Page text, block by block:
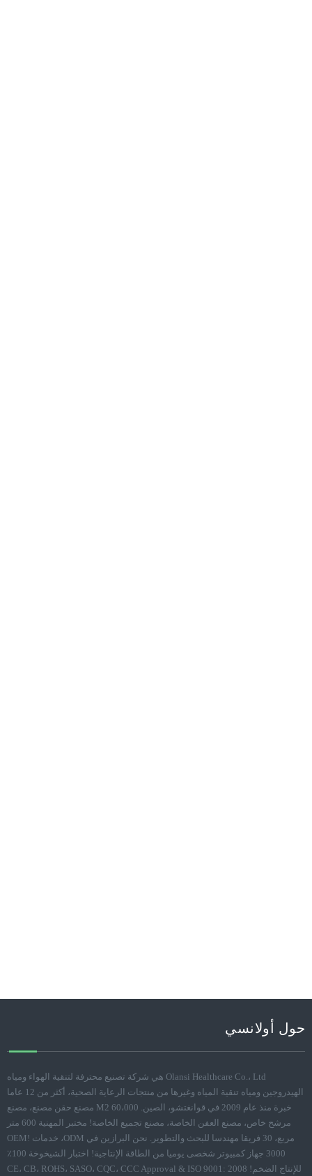
حول أولانسي
Olansi Healthcare Co.، Ltd هي شركة تصنيع محترفة لتنقية الهواء ومياه
الهيدروجين ومياه تنقية المياه وغيرها من منتجات الرعاية الصحية، أكثر من 12 عاما
خبرة منذ عام 2009 في قوانغتشو، الصين. 60،000 M2 مصنع حقن مصنع، مصنع
مرشح خاص، مصنع العفن الخاصة، مصنع تجميع الخاصة! مختبر المهنية 600 متر
مربع، 30 فريقا مهندسا للبحث والتطوير. نحن البرازين في ODM، خدمات OEM!
3000 جهاز كمبيوتر شخصى يوميا من الطاقة الإنتاجية! اختبار الشيخوخة 100٪
للإنتاج الضخم! CE، CB، ROHS، SASO، CQC، CCC Approval & ISO 9001: 2008